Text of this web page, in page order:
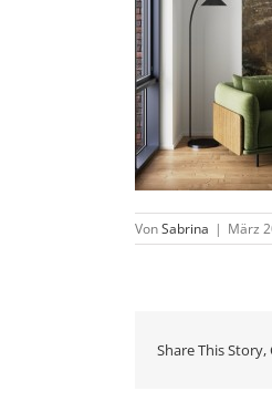
VonSabrina | März
Share This